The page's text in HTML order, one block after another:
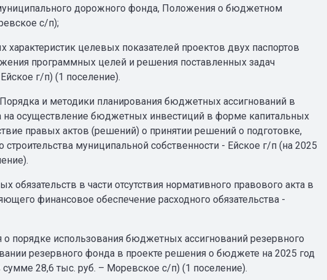
дорожного фонда, Положения о бюджетном
с/п);
характеристик целевых показателей проектов двух паспортов
программных целей и решения поставленных задач
г/п) (1 поселение).
и методики планирования бюджетных ассигнований в
на осуществление бюджетных инвестиций в форме капитальных
правых актов (решений) о принятии решений о подготовке,
муниципальной собственности - Ейское г/п (на 2025
в части отсутствия нормативного правового акта в
финансовое обеспечение расходного обязательства -
использования бюджетных ассигнований резервного
резервного фонда в проекте решения о бюджете на 2025 год
28,6 тыс. руб. – Моревское с/п) (1 поселение).